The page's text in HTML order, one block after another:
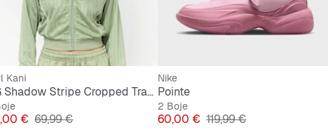
Kani
OG Shadow Stripe Cropped Trackjacket
€ Originalna cijena
69,99 €
Nike
Pointe
2 Boje
Cijena
60,00 € Originalna cijena
119,99 €